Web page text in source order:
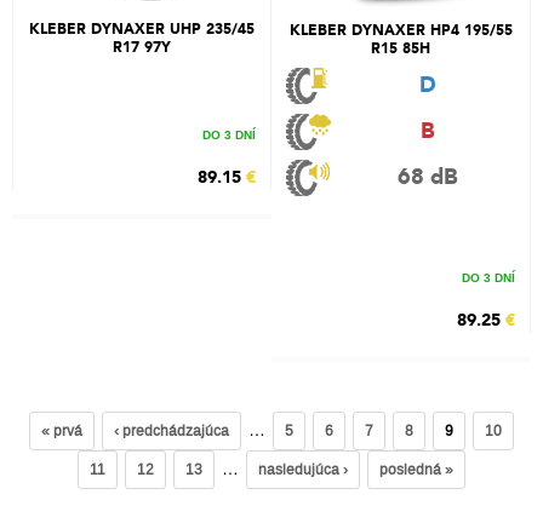
KLEBER DYNAXER UHP 235/45
R17 97Y
DO 3 DNÍ
89.15 €
KLEBER DYNAXER HP4 195/55
R15 85H
D
B
68 dB
DO 3 DNÍ
89.25 €
« prvá ‹ predchádzajúca … 5 6 7 8 9
10
11
12 13 … nasledujúca › posledná »